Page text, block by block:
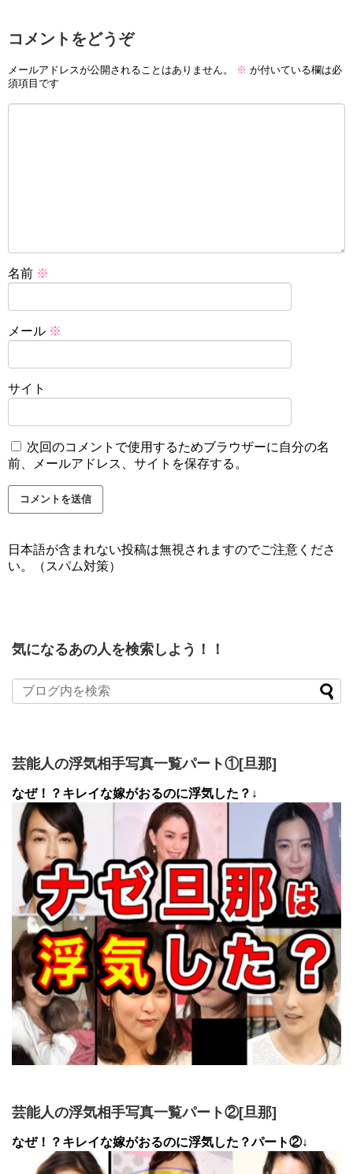
コメントをどうぞ
メールアドレスが公開されることはありません。 ※ が付いている欄は必
須項目です
名前 ※
メール ※
サイト
次回のコメントで使用するためブラウザーに自分の名
前、メールアドレス、サイトを保存する。
日本語が含まれない投稿は無視されますのでご注意くださ
い。（スパム対策）
気になるあの人を検索しよう！！
芸能人の浮気相手写真一覧パート①[旦那]
なぜ！？キレイな嫁がおるのに浮気した？↓
芸能人の浮気相手写真一覧パート②[旦那]
なぜ！？キレイな嫁がおるのに浮気した？パート②↓